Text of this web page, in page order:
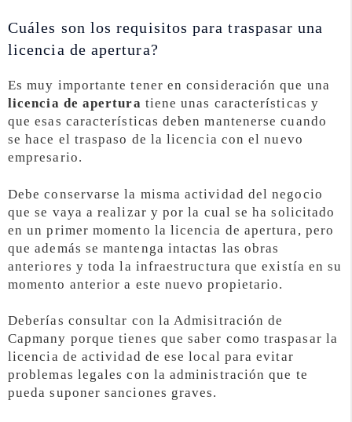
Cuáles son los requisitos para traspasar una
licencia de apertura?
Es muy importante tener en consideración que una
licencia de apertura tiene unas características y
que esas características deben mantenerse cuando
se hace el traspaso de la licencia con el nuevo
empresario.
Debe conservarse la misma actividad del negocio
que se vaya a realizar y por la cual se ha solicitado
en un primer momento la licencia de apertura, pero
que además se mantenga intactas las obras
anteriores y toda la infraestructura que existía en su
momento anterior a este nuevo propietario.
Deberías consultar con la Admisitración de
Capmany porque tienes que saber como traspasar la
licencia de actividad de ese local para evitar
problemas legales con la administración que te
pueda suponer sanciones graves.